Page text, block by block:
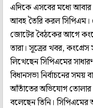
এদিকে এসবের মধ্যে
আবহ তৈরি করল সিপিএম।
জোটের বৈঠকের আগে
তারা। সূত্রের খবর,
লিখেছেন সিপিএমের
বিধানসভা নির্বাচনের সময়
আঁতাঁতের অভিযোগ তোলার
বলেছেন তিনি। সিপিএমের